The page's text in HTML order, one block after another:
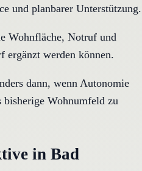
und planbarer Unterstützung.
Wohnfläche, Notruf und
ergänzt werden können.
dann, wenn Autonomie
bisherige Wohnumfeld zu
in Bad